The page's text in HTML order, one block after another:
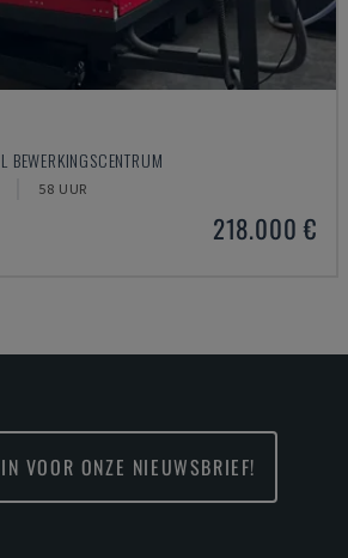
58 UUR
218.000 €
VOOR ONZE NIEUWSBRIEF!